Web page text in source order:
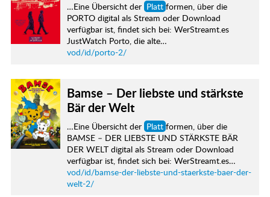
…Eine Übersicht der Platt formen, über die
PORTO digital als Stream oder Download
verfügbar ist, findet sich bei: WerStreamt.es
JustWatch Porto, die alte…
vod/id/porto-2/
Bamse – Der liebste und stärkste
Bär der Welt
…Eine Übersicht der Platt formen, über die
BAMSE – DER LIEBSTE UND STÄRKSTE BÄR
DER WELT digital als Stream oder Download
verfügbar ist, findet sich bei: WerStreamt.es…
vod/id/bamse-der-liebste-und-staerkste-baer-der-
welt-2/